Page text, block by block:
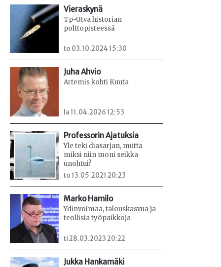
Vieraskynä
Tp-Utva historian
polttopisteessä
to 03.10.2024 15:30
Juha Ahvio
Artemis kohti Kuuta
la 11.04.2026 12:53
Professorin Ajatuksia
Yle teki diasarjan, mutta
miksi niin moni seikka
unohtui?
to 13.05.2021 20:23
Marko Hamilo
Ydinvoimaa, talouskasvua ja
teollisia työpaikkoja
ti 28.03.2023 20:22
Jukka Hankamäki